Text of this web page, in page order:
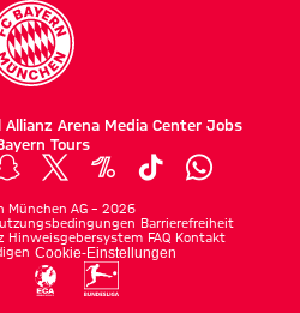
Allianz Arena Media Center Jobs
Tours
München AG – 2026
Barrierefreiheit
Hinweisgebersystem FAQ Kontakt
Cookie-Einstellungen